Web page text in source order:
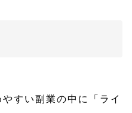
すい副業の中に「ライ